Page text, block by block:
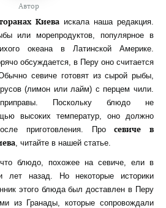
Автор
Киева искала наша редакция.
или морепродуктов, популярное в
океана в Латинской Америке.
обсуждается, в Перу оно считается
севиче готовят из сырой рыбы,
(лимон или лайм) с перцем чили.
Поскольку блюдо не
высоких температур, оно должно
приготовления. Просевиче в
, читайте в нашей статье.
блюдо, похожее на севиче, ели в
лет назад. Но некоторые историки
этого блюда был доставлен в Перу
из Гранады, которые сопровождали